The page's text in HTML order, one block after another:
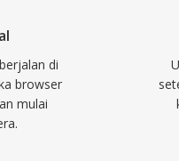
di
browser
mulai